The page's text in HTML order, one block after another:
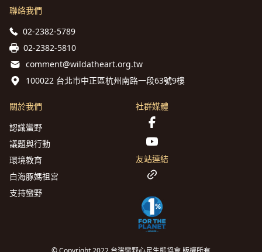
聯絡我們
02-2382-5789
02-2382-5810
comment@wildatheart.org.tw
100022 台北市中正區杭州南路一段63號9樓
關於我們
認識蠻野
議題與行動
環境教育
白海豚媽祖宮
支持蠻野
社群媒體
友站連結